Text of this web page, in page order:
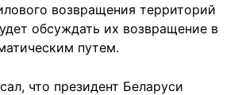
возвращения территорий
обсуждать их возвращение в
путем.
что президент Беларуси